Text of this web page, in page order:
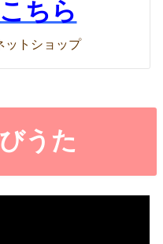
こちら
ットショップ
うた